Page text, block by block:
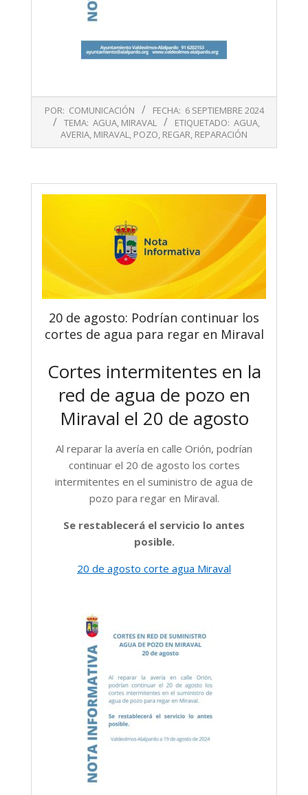
09-
POR: COMUNICACIÓN FECHA: 6 SEPTIEMBRE 2024
TEMA: AGUA, MIRAVAL ETIQUETADO: AGUA,
AVERIA, MIRAVAL, POZO, REGAR, REPARACIÓN
20 de agosto: Podrían continuar los
cortes de agua para regar en Miraval
Cortes intermitentes en la
red de agua de pozo en
Miraval el 20 de agosto
Al reparar la avería en calle Orión, podrían
continuar el 20 de agosto los cortes
intermitentes en el suministro de agua de
pozo para regar en Miraval.
Se restablecerá el servicio lo antes
posible.
20 de agosto corte agua Miraval